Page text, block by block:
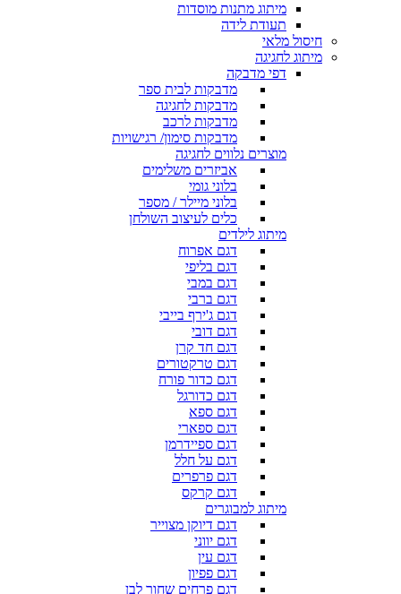
מיתוג מתנות מוסדות
תעודת לידה
חיסול מלאי
מיתוג לחגיגה
דפי מדבקה
מדבקות לבית ספר
מדבקות לחגיגה
מדבקות לרכב
מדבקות סימון/ רגישויות
מוצרים נלווים לחגיגה
אביזרים משלימים
בלוני גומי
בלוני מיילר / מספר
כלים לעיצוב השולחן
מיתוג לילדים
דגם אפרוח
דגם בליפי
דגם במבי
דגם ברבי
דגם ג'ירף בייבי
דגם דובי
דגם חד קרן
דגם טרקטורים
דגם כדור פורח
דגם כדורגל
דגם ספא
דגם ספארי
דגם ספיידרמן
דגם על חלל
דגם פרפרים
דגם קרקס
מיתוג למבוגרים
דגם דיוקן מצוייר
דגם יווני
דגם עין
דגם פפיון
דגם פרחים שחור לבן